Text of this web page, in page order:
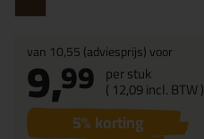
van 10,55(adviesprijs) voor
9,99 per stuk
( 12,09incl. BTW )
5% korting